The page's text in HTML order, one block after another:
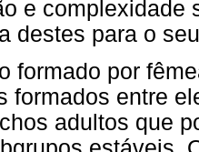
e complexidade
destes para o
formado por
formados entre
adultos que